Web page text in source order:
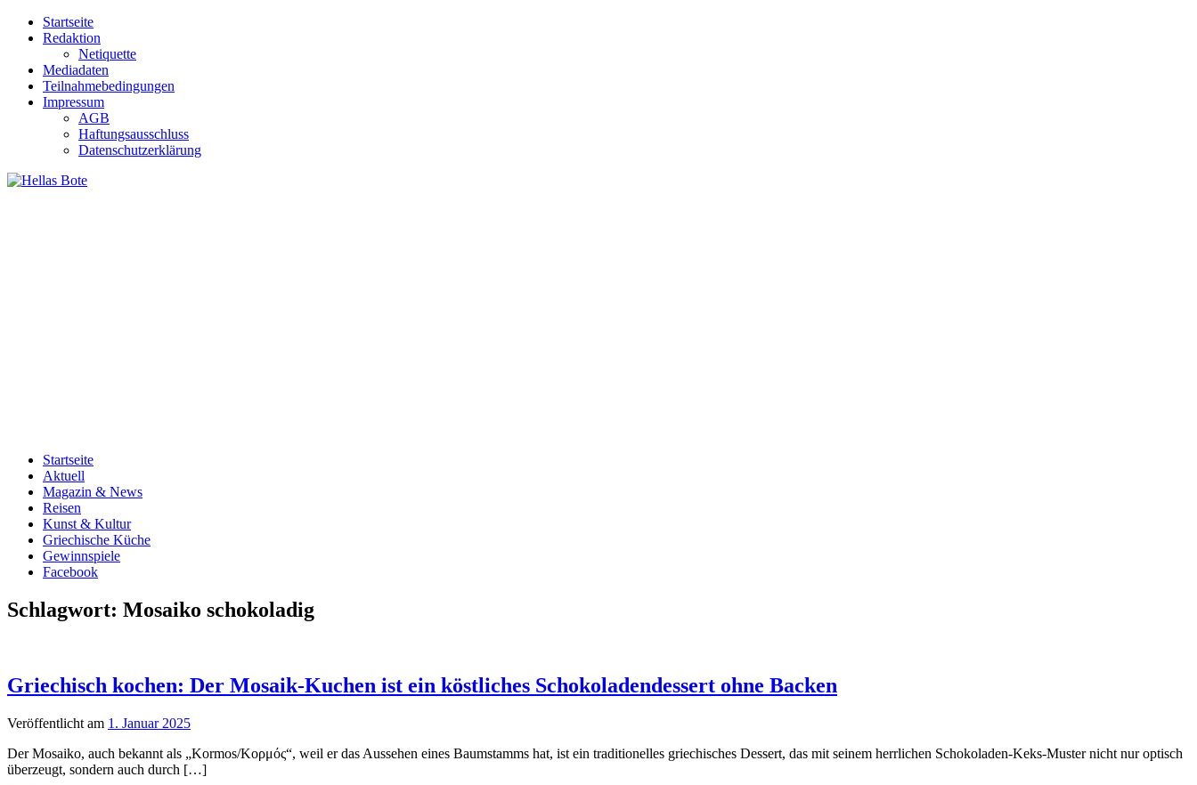
Zum
Inhalt
Startseite
Redaktion
Netiquette
Mediadaten
Teilnahmebedingungen
Impressum
AGB
Haftungsausschluss
Datenschutzerklärung
Startseite
Aktuell
Magazin & News
Reisen
Kunst & Kultur
Griechische Küche
Gewinnspiele
Facebook
Schlagwort: Mosaiko schokoladig
Griechisch kochen: Der Mosaik-Kuchen ist ein köstliches Schokoladendessert ohne Backen
Veröffentlicht am 1. Januar 2025
Der Mosaiko, auch bekannt als „Kormos/Κορμός“, weil er das Aussehen eines Baumstamms hat, ist ein traditionelles griechisches Dessert, das mit seinem herrlichen Schokoladen-Keks-Muster nicht nur optisch
überzeugt, sondern auch durch […]